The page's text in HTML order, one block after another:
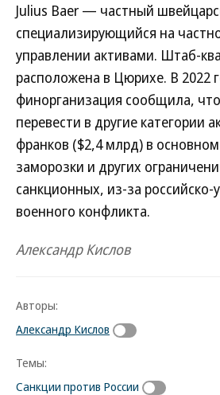
Julius Baer — частный
специализирующийся на
управлении активами. Штаб-
расположена в Цюрихе. В 2022
финорганизация сообщила,
перевести в другие категории
франков ($2,4 млрд) в
заморозки и других
санкционных, из-за российско-
военного конфликта.
Александр Кислов
Авторы:
Александр Кислов
Темы:
Санкции против России